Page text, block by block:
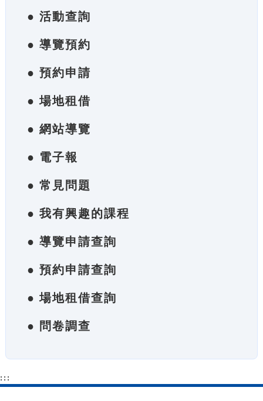
● 活動查詢
● 導覽預約
● 預約申請
● 場地租借
● 網站導覽
● 電子報
● 常見問題
● 我有興趣的課程
● 導覽申請查詢
● 預約申請查詢
● 場地租借查詢
● 問卷調查
:::